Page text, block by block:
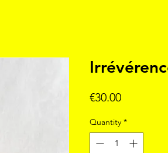
€30.00Price
Quantity *